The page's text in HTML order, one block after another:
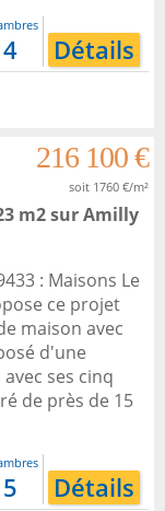
4 Détails
216 100 €
soit 1760 €/m²
m2surAmilly
: Maisons Le
ce projet
maison avec
d'une
ses cinq
de près de 15
5 Détails